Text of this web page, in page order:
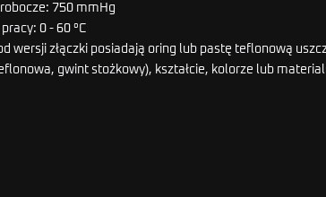
750 mmHg
0 - 60 °C
wersji złączki posiadają oring lub pastę teflonową
gwint stożkowy), kształcie, kolorze lub